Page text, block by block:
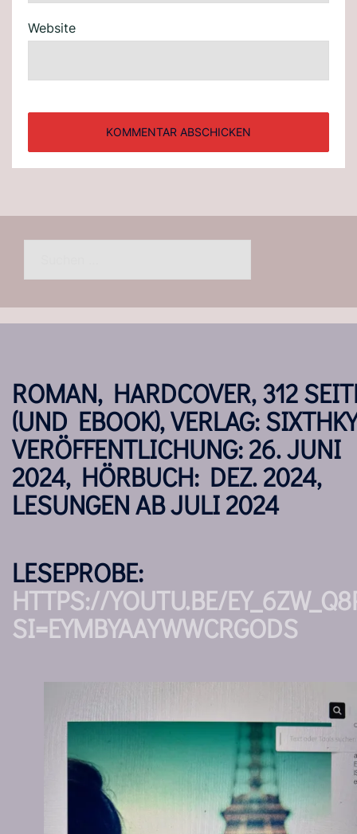
Website
ROMAN, HARDCOVER, 312
(UND EBOOK), VERLAG:
VERÖFFENTLICHUNG: 26. JUNI
2024, HÖRBUCH: DEZ. 2024,
LESUNGEN AB JULI 2024
LESEPROBE:
HTTPS://YOUTU.BE/
SI=EYMBYAAYWWCRGODS